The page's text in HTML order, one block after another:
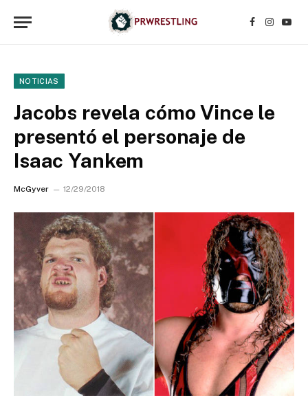
Facebook
NOTICIAS
Jacobs revela cómo Vince le
presentó el personaje de
Isaac Yankem
McGyver 12/29/2018